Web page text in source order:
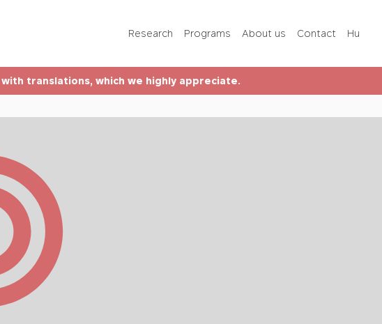
Research Programs About us Contact Hu
Contact
translations, which we highly appreciate.